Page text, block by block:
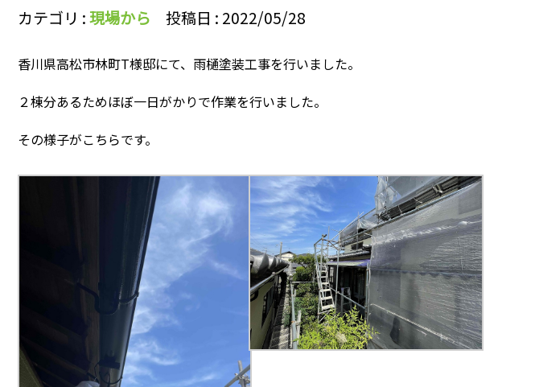
カテゴリ :現場から 投稿日 : 2022/05/28
香川県高松市林町T様邸にて、雨樋塗装工事を行いました。
２棟分あるためほぼ一日がかりで作業を行いました。
その様子がこちらです。